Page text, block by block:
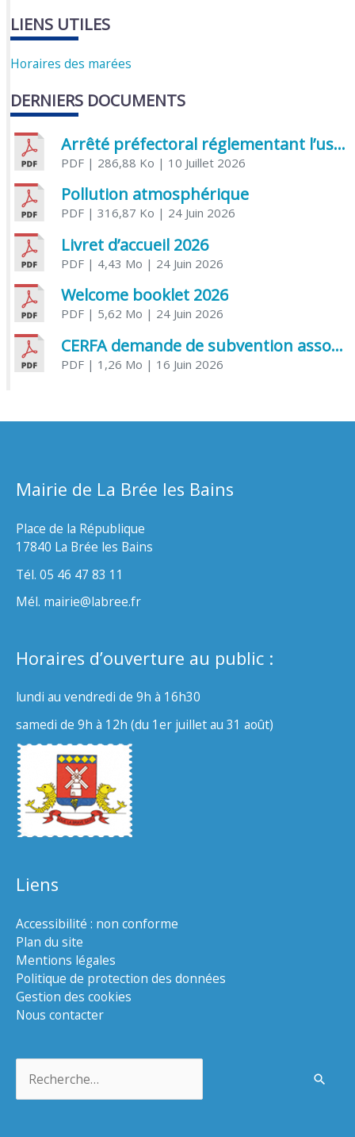
LIENS UTILES
Horaires des marées
DERNIERS DOCUMENTS
Arrêté préfectoral réglementant l’usage de l’eau
PDF| 286,88 Ko | 10 Juillet 2026
Pollution atmosphérique
PDF| 316,87 Ko | 24 Juin 2026
Livret d’accueil 2026
PDF| 4,43 Mo | 24 Juin 2026
Welcome booklet 2026
PDF| 5,62 Mo | 24 Juin 2026
CERFA demande de subvention association
PDF| 1,26 Mo | 16 Juin 2026
Mairie de La Brée les Bains
Place de la République
17840 La Brée les Bains
Tél. 05 46 47 83 11
Mél. mairie@labree.fr
Horaires d’ouverture au public :
lundi au vendredi de 9h à 16h30
samedi de 9h à 12h (du 1er juillet au 31 août)
Liens
Accessibilité : non conforme
Plan du site
Mentions légales
Politique de protection des données
Gestion des cookies
Nous contacter